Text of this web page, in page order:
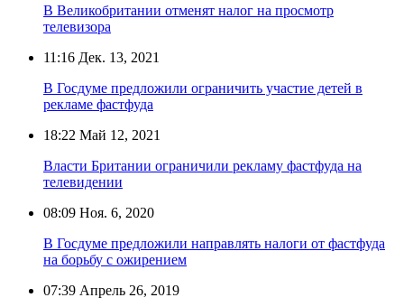
В Великобритании отменят налог на просмотр
телевизора
11:16 Дек. 13, 2021
В Госдуме предложили ограничить участие детей в
рекламе фастфуда
18:22 Май 12, 2021
Власти Британии ограничили рекламу фастфуда на
телевидении
08:09 Ноя. 6, 2020
В Госдуме предложили направлять налоги от фастфуда
на борьбу с ожирением
07:39 Апрель 26, 2019